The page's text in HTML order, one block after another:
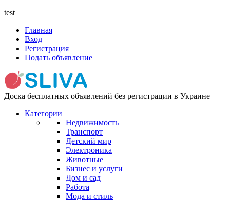
test
Главная
Вход
Регистрация
Подать объявление
Доска бесплатных объявлений без регистрации в Украине
Категории
Недвижимость
Транспорт
Детский мир
Электроника
Животные
Бизнес и услуги
Дом и сад
Работа
Мода и стиль